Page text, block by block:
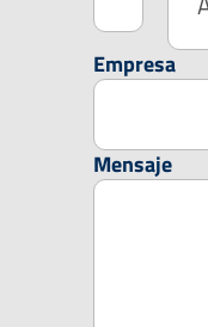
Empresa
Mensaje